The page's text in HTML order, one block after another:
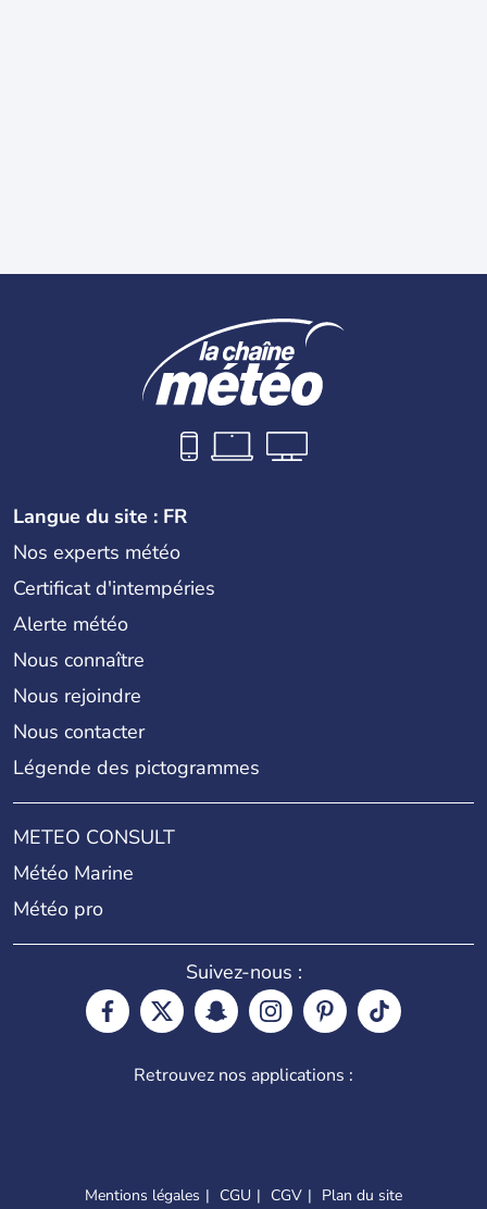
Langue du site : FR
Nos experts météo
Certificat d'intempéries
Alerte météo
Nous connaître
Nous rejoindre
Nous contacter
Légende des pictogrammes
METEO CONSULT
Météo Marine
Météo pro
Suivez-nous :
Retrouvez nos applications :
Mentions légales CGU CGV Plan du site